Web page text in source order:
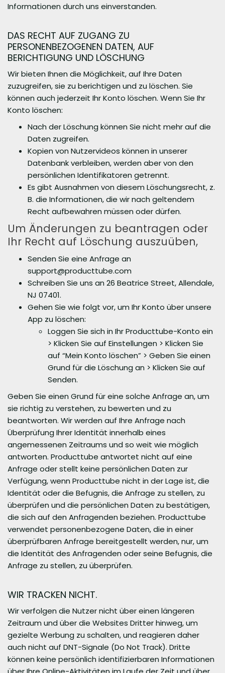
Informationen durch uns einverstanden.
DAS RECHT AUF ZUGANG ZU
PERSONENBEZOGENEN DATEN, AUF
BERICHTIGUNG UND LÖSCHUNG
Wir bieten Ihnen die Möglichkeit, auf Ihre Daten
zuzugreifen, sie zu berichtigen und zu löschen. Sie
können auch jederzeit Ihr Konto löschen. Wenn Sie Ihr
Konto löschen:
Nach der Löschung können Sie nicht mehr auf die
Daten zugreifen.
Kopien von Nutzervideos können in unserer
Datenbank verbleiben, werden aber von den
persönlichen Identifikatoren getrennt.
Es gibt Ausnahmen von diesem Löschungsrecht, z.
B. die Informationen, die wir nach geltendem
Recht aufbewahren müssen oder dürfen.
Um Änderungen zu beantragen oder
Ihr Recht auf Löschung auszuüben,
Senden Sie eine Anfrage an
support@producttube.com
Schreiben Sie uns an 26 Beatrice Street, Allendale,
NJ 07401.
Gehen Sie wie folgt vor, um Ihr Konto über unsere
App zu löschen:
Loggen Sie sich in Ihr Producttube-Konto ein
> Klicken Sie auf Einstellungen > Klicken Sie
auf “Mein Konto löschen” > Geben Sie einen
Grund für die Löschung an > Klicken Sie auf
Senden.
Geben Sie einen Grund für eine solche Anfrage an, um
sie richtig zu verstehen, zu bewerten und zu
beantworten. Wir werden auf Ihre Anfrage nach
Überprüfung Ihrer Identität innerhalb eines
angemessenen Zeitraums und so weit wie möglich
antworten. Producttube antwortet nicht auf eine
Anfrage oder stellt keine persönlichen Daten zur
Verfügung, wenn Producttube nicht in der Lage ist, die
Identität oder die Befugnis, die Anfrage zu stellen, zu
überprüfen und die persönlichen Daten zu bestätigen,
die sich auf den Anfragenden beziehen. Producttube
verwendet personenbezogene Daten, die in einer
überprüfbaren Anfrage bereitgestellt werden, nur, um
die Identität des Anfragenden oder seine Befugnis, die
Anfrage zu stellen, zu überprüfen.
WIR TRACKEN NICHT.
Wir verfolgen die Nutzer nicht über einen längeren
Zeitraum und über die Websites Dritter hinweg, um
gezielte Werbung zu schalten, und reagieren daher
auch nicht auf DNT-Signale (Do Not Track). Dritte
können keine persönlich identifizierbaren Informationen